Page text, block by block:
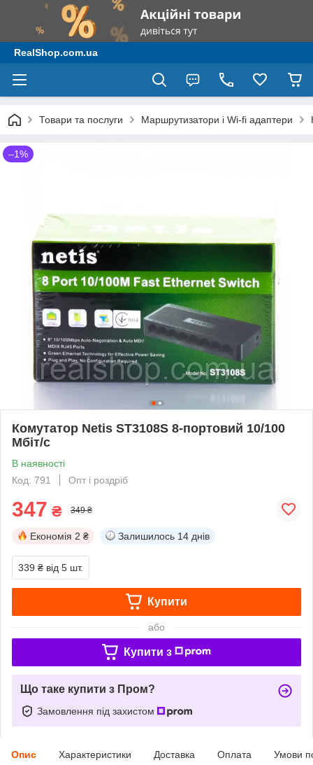
RealShop.com.ua
Товари та послуги Маршрутизатори і Wi-fi адаптери
–1%
Комутатор Netis ST3108S 8-портовий 10/100
Мбіт/с
В наявності
Код: 791
Опт і роздріб
347 ₴ 349 ₴
Економія 2 ₴ Залишилось 14 днів
339 ₴ від 5 шт.
Купити
або
Купити з
Що таке купити з Пром?
Замовлення під захистом
Опис Характеристики Доставка Оплата Умови